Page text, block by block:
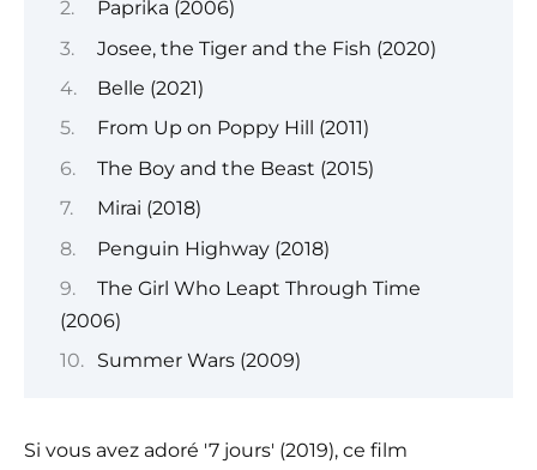
Paprika (2006)
Josee, the Tiger and the Fish (2020)
Belle (2021)
From Up on Poppy Hill (2011)
The Boy and the Beast (2015)
Mirai (2018)
Penguin Highway (2018)
The Girl Who Leapt Through Time
(2006)
Summer Wars (2009)
Si vous avez adoré '7 jours' (2019), ce film